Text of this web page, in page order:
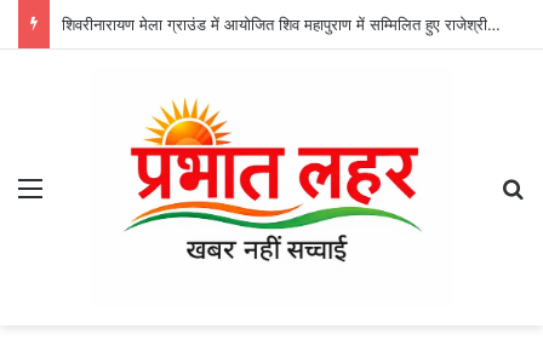
शिवरीनारायण मेला ग्राउंड में आयोजित शिव महापुराण में सम्मिलित हुए राजेश्री महन्त रामसुंदर दास
Menu